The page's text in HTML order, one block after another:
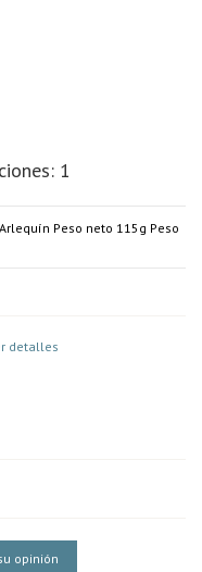
1
Peso neto 115g Peso
detalles
opinión